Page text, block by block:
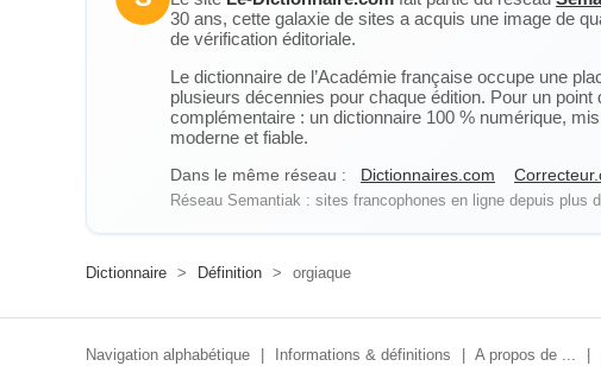
30 ans, cette galaxie de sites a acquis une image de
de vérification éditoriale.
Le dictionnaire de l’Académie française occupe une
plusieurs décennies pour chaque édition. Pour un
complémentaire : un dictionnaire 100 % numérique,
moderne et fiable.
Dans le même réseau : Dictionnaires.com
Réseau Semantiak : sites francophones en ligne depuis
Dictionnaire > Définition > orgiaque
Navigation alphabétique Informations & définitions A propos de ...